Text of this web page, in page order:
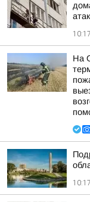
10:17
На
10:17